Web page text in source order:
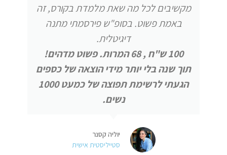
מקשיבים לכל מה שאת מלמדת בקורס, זה
באמת פשוט. בסופ"ש פירסמתי מתנה
דיגיטלית.
100 ש"ח , 68 המרות. פשוט מדהים!
תוך שנה בלי יותר מידי הוצאה של כספים
הגעתי לרשימת תפוצה של כמעט 1000
נשים.
יוליה קסנר
סטייליסטית אישית